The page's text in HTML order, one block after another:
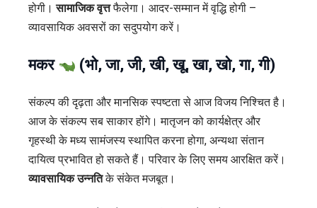
होगी।सामाजिक वृत्तफैलेगा। आदर-सम्मान में वृद्धि होगी –
व्यावसायिक अवसरों का सदुपयोग करें।
मकर (भो, जा, जी, खी, खू, खा, खो, गा, गी)
संकल्प की दृढ़ता और मानसिक स्पष्टता से आज विजय निश्चित है।
आज के संकल्प सब साकार होंगे। मातृजन को कार्यक्षेत्र और
गृहस्थी के मध्य सामंजस्य स्थापित करना होगा, अन्यथा संतान
दायित्व प्रभावित हो सकते हैं। परिवार के लिए समय आरक्षित करें।
व्यावसायिक उन्नतिके संकेत मजबूत।